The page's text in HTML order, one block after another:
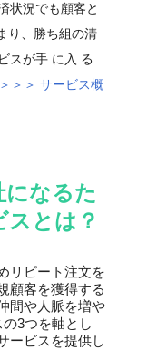
状況でも顧客と
り、勝ち組の清
スが手 に入 る
＞＞＞ サービス概
になるた
スとは？
リピート注文を
顧客を獲得する
間や人脈を増や
3つを軸とし
ービスを提供し